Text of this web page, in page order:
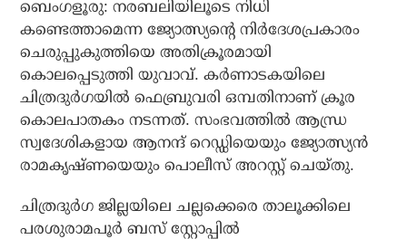
ബെംഗളൂരു: നരബലിയിലൂടെ നിധി
കണ്ടെത്താമെന്ന ജ്യോത്സ്യന്റെ നിർദേശപ്രകാരം
ചെരുപ്പുകുത്തിയെ അതിക്രൂരമായി
കൊലപ്പെടുത്തി യുവാവ്. കര്‍ണാടകയിലെ
ചിത്രദുര്‍ഗയിൽ ഫെബ്രുവരി ഒമ്പതിനാണ് ക്രൂര
കൊലപാതകം നടന്നത്. സംഭവത്തില്‍ ആന്ധ്ര
സ്വദേശികളായ ആനന്ദ് റെഡ്ഡിയെയും ജ്യോത്സ്യന്‍
രാമകൃഷ്ണയെയും പൊലീസ് അറസ്റ്റ് ചെയ്തു.
ചിത്രദുർഗ ജില്ലയിലെ ചല്ലക്കെരെ താലൂക്കിലെ
പരശുരാമപൂർ ബസ് സ്റ്റോപ്പിൽ